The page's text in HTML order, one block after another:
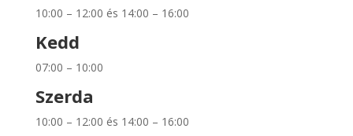
10:00 – 12:00 és 14:00 – 16:00
Kedd
07:00 – 10:00
Szerda
10:00 – 12:00 és 14:00 – 16:00